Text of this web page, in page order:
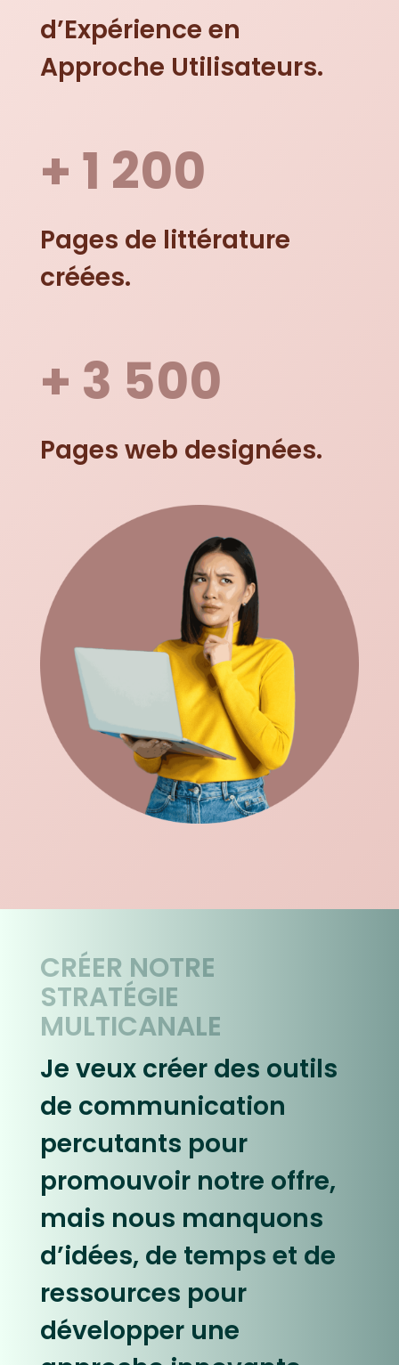
d’Expérience en
Approche Utilisateurs.
+ 1 200
Pages de littérature
créées.
+ 3 500
Pages web designées.
CRÉER NOTRE
STRATÉGIE
MULTICANALE
Je veux créer des outils
de communication
percutants pour
promouvoir notre offre,
mais nous manquons
d’idées, de temps et de
ressources pour
développer une